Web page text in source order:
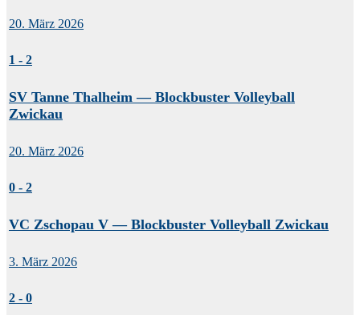
20. März 2026
1 - 2
SV Tanne Thalheim — Blockbuster Volleyball
Zwickau
20. März 2026
0 - 2
VC Zschopau V — Blockbuster Volleyball Zwickau
3. März 2026
2 - 0